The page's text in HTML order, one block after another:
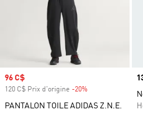
Prix soldé
96 C$
120 C$ Prix d'origine -20%
PANTALON TOILE ADIDAS Z.N.E.